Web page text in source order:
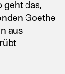
geht das,
Goethe
aus